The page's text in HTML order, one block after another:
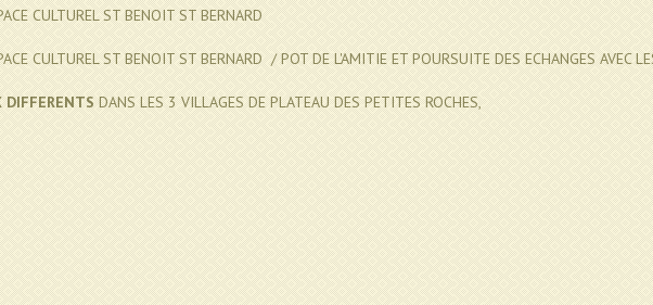
CULTUREL ST BENOIT ST BERNARD
CULTUREL ST BENOIT ST BERNARD / POT DE L'AMITIE ET POURSUITE DES ECHANGES AVEC
DIFFERENTSDANS LES 3 VILLAGES DE PLATEAU DES PETITES ROCHES,